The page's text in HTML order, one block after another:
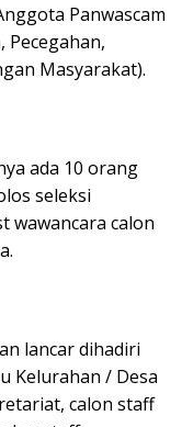
Panwascam
Pecegahan,
Masyarakat).
ada 10 orang
seleksi
wawancara calon
lancar dihadiri
Kelurahan / Desa
calon staff